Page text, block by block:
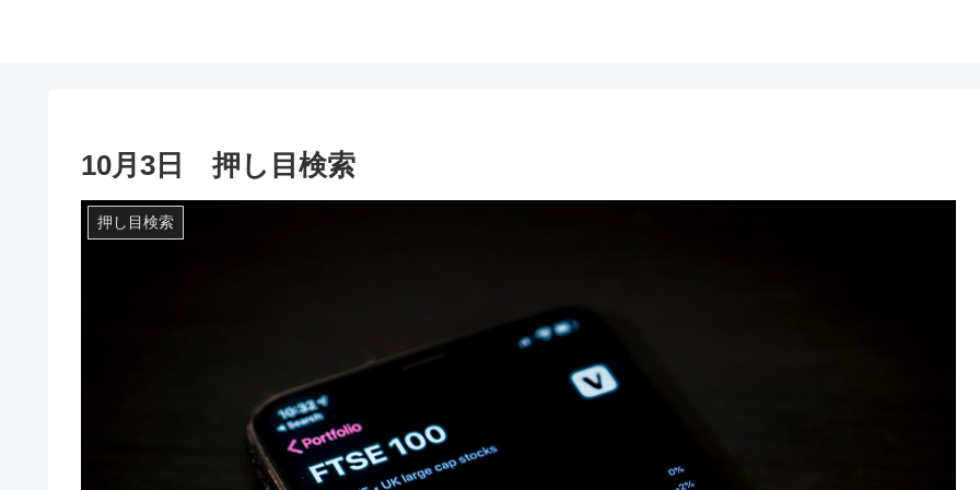
10月3日 押し目検索
押し目検索